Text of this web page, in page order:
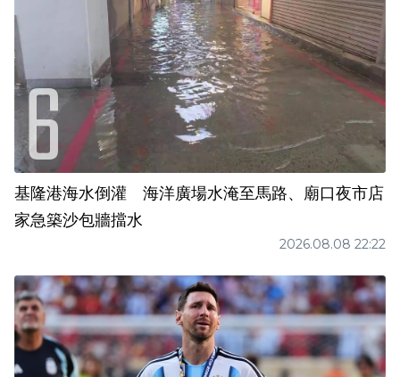
基隆港海水倒灌 海洋廣場水淹至馬路、廟口夜市店
家急築沙包牆擋水
2026.08.08 22:22